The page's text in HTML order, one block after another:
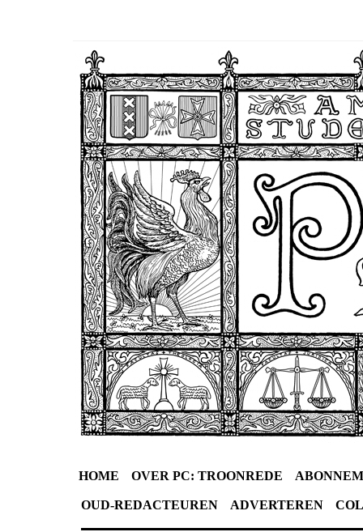
HOME OVER PC: TROONREDE
OUD-REDACTEUREN ADVERTEREN